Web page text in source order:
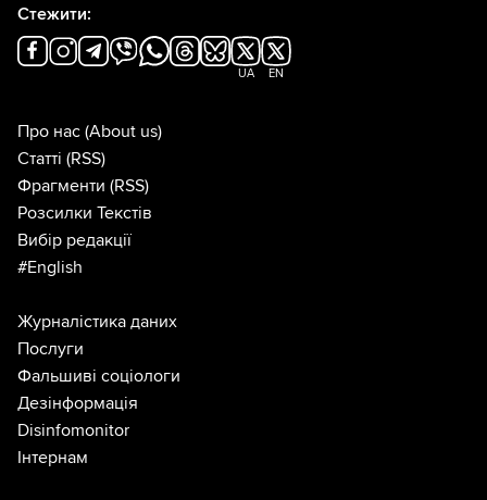
Стежити:
UA EN
Про нас (About us)
Статті (RSS)
Фрагменти (RSS)
Розсилки Текстів
Вибір редакції
#English
Журналістика даних
Послуги
Фальшиві соціологи
Дезінформація
Disinfomonitor
Інтернам